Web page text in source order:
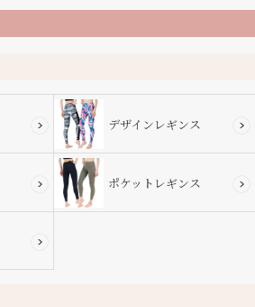
ップ
デザインレギンス
ポケットレギンス